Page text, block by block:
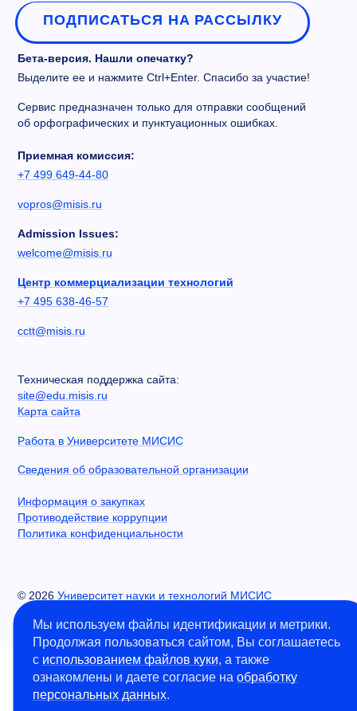
ПОДПИСАТЬСЯ НА РАССЫЛКУ
Бета-версия. Нашли опечатку?
Выделите ее и нажмите Ctrl+Enter. Спасибо за участие!
Сервис предназначен только для отправки сообщений
об орфографических и пунктуационных ошибках.
Приемная комиссия:
+7 499 649-44-80
vopros@misis.ru
Admission Issues:
welcome@misis.ru
Центр коммерциализации технологий
+7 495 638-46-57
cctt@misis.ru
Техническая поддержка сайта:
site@edu.misis.ru
Карта сайта
Работа в Университете МИСИС
Сведения об образовательной организации
Информация о закупках
Противодействие коррупции
Политика конфиденциальности
© 2026 Университет науки и технологий МИСИС
Мы используем файлы идентификации и метрики.
Продолжая пользоваться сайтом, Вы соглашаетесь
с использованием файлов куки, а также
ознакомлены и даете согласие на обработку
персональных данных.